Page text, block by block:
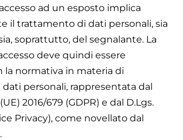
ad un esposto implica
il trattamento di dati personali, sia
soprattutto, del segnalante. La
deve quindi essere
la normativa in materia di
personali, rappresentata dal
2016/679 (GDPR) e dal D.Lgs.
Privacy), come novellato dal